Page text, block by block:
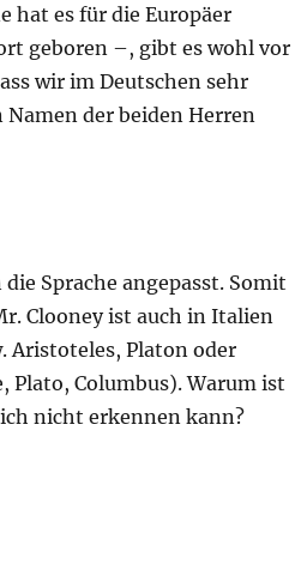
hat es für die Europäer
geboren –, gibt es wohl vor
wir im Deutschen sehr
der beiden Herren
Sprache angepasst. Somit
Clooney ist auch in Italien
Aristoteles, Platon oder
Plato, Columbus). Warum ist
nicht erkennen kann?